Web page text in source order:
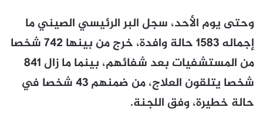
وحتى يوم الأحد، سجل البر الرئيسي الصيني ما
إجماله 1583 حالة وافدة، خرج من بينها 742 شخصا
من المستشفيات بعد شفائهم، بينما ما زال 841
شخصا يتلقون العلاج، من ضمنهم 43 شخصا في
حالة خطيرة، وفق اللجنة.